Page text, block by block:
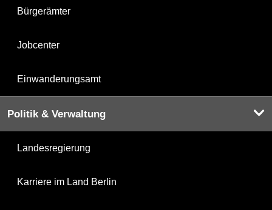
Bürgerämter
Jobcenter
Einwanderungsamt
Politik & Verwaltung
Landesregierung
Karriere im Land Berlin